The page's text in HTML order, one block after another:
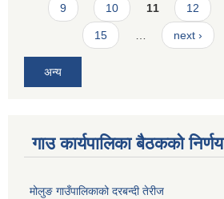
9 10 11 12
15 next ›
अन्य
गाउ कार्यपालिका बैठकको निर्णय
मोलुङ गाउँपालिकाको दरबन्दी तेरीज